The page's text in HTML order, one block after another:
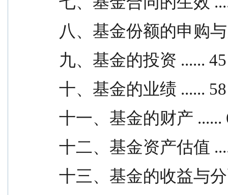
八、基金份额的申购
九、基金的投资 ...... 45
十、基金的业绩 ...... 58
十一、基金的财产 ......
十二、基金资产估值
十三、基金的收益与分